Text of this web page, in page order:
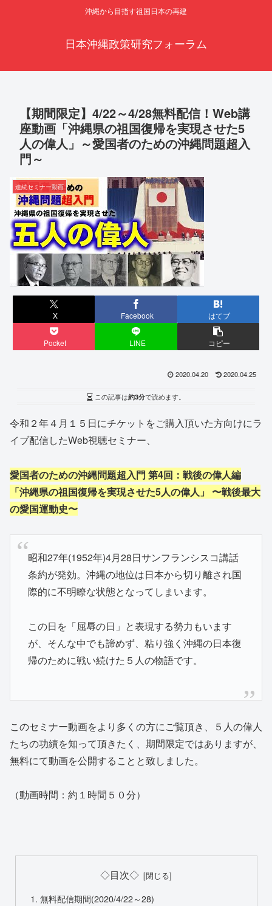
沖縄から目指す祖国日本の再建
日本沖縄政策研究フォーラム
【期間限定】4/22～4/28無料配信！Web講
座動画「沖縄県の祖国復帰を実現させた5
人の偉人」～愛国者のための沖縄問題超入
門～
連続セミナー動画
X Facebook はてブ
Pocket LINE コピー
2020.04.20 2020.04.25
この記事は約3分で読めます。
令和２年４月１５日にチケットをご購入頂いた方向けにラ
イブ配信したWeb視聴セミナー、
愛国者のための沖縄問題超入門 第4回：戦後の偉人編
「沖縄県の祖国復帰を実現させた5人の偉人」 〜戦後最大
の愛国運動史〜
昭和27年(1952年)4月28日サンフランシスコ講話
条約が発効。沖縄の地位は日本から切り離され国
際的に不明瞭な状態となってしまいます。
この日を「屈辱の日」と表現する勢力もいます
が、そんな中でも諦めず、粘り強く沖縄の日本復
帰のために戦い続けた５人の物語です。
このセミナー動画をより多くの方にご覧頂き、５人の偉人
たちの功績を知って頂きたく、期間限定ではありますが、
無料にて動画を公開することと致しました。
（動画時間：約１時間５０分）
◇目次◇
無料配信期間(2020/4/22～28)